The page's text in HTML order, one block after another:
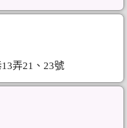
弄21、23號